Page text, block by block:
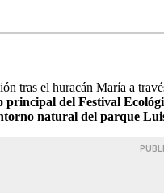
tras el huracán María a
principal del Festival
natural del parque